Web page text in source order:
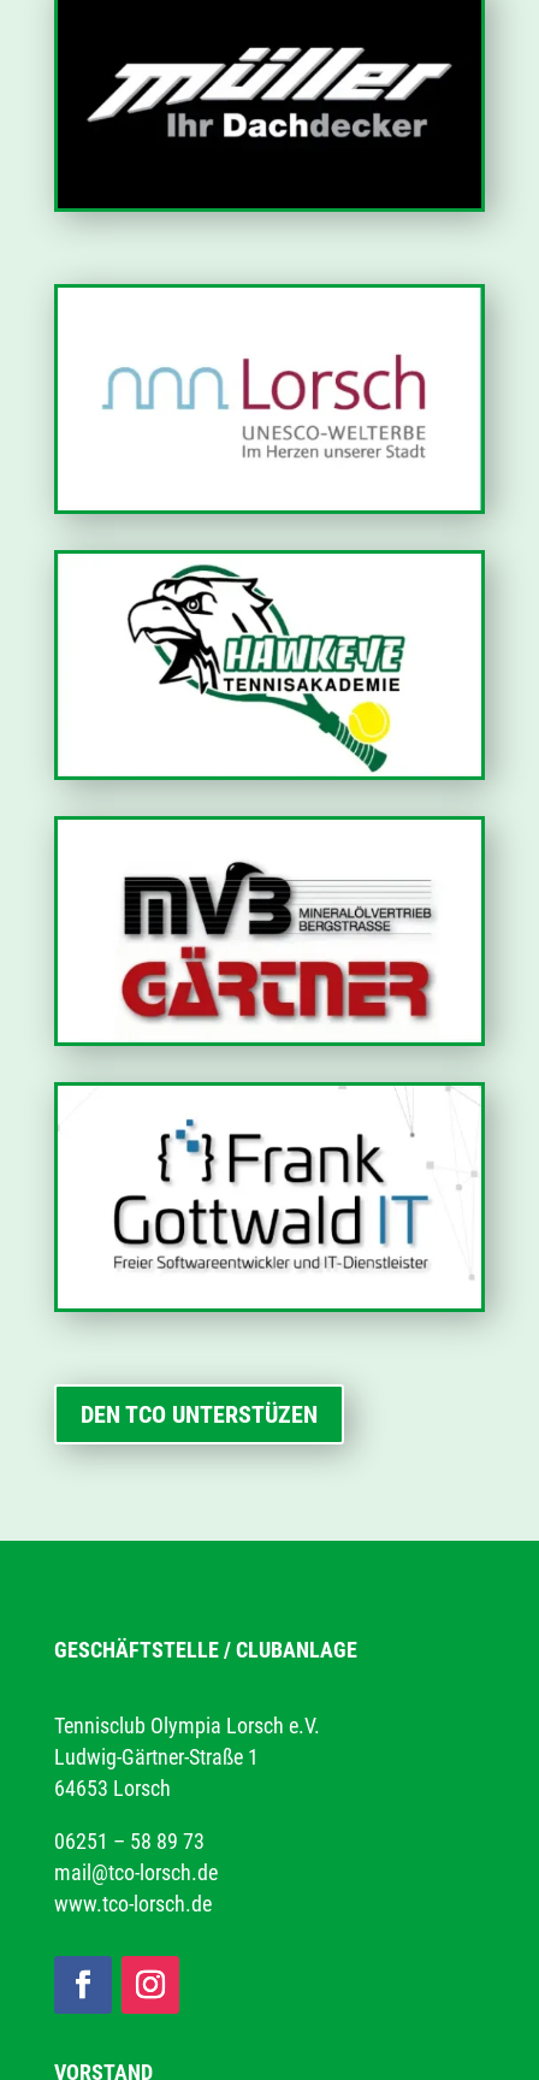
DEN TCO UNTERSTÜZEN
GESCHÄFTSTELLE / CLUBANLAGE
Tennisclub Olympia Lorsch e.V.
Ludwig-Gärtner-Straße 1
64653 Lorsch
06251 – 58 89 73
mail@tco-lorsch.de
www.tco-lorsch.de
VORSTAND